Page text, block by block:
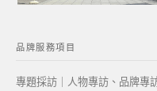
品牌服務項目
專題採訪｜人物專訪、品牌專